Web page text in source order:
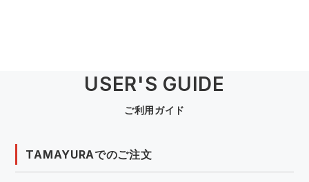
USER'S GUIDE
ご利用ガイド
TAMAYURAでのご注文